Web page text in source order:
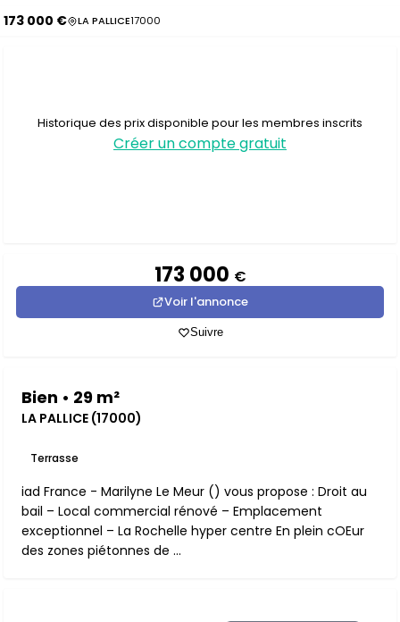
173 000 € LA PALLICE17000
Historique des prix disponible pour les membres inscrits
Créer un compte gratuit
173 000 €
Voir l'annonce
Suivre
Bien • 29 m²
LA PALLICE (17000)
Terrasse
iad France - Marilyne Le Meur () vous propose : Droit au
bail – Local commercial rénové – Emplacement
exceptionnel – La Rochelle hyper centre En plein cOEur
des zones piétonnes de ...